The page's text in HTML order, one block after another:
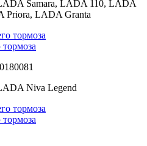
Samara, LADA 110, LADA
Priora, LADA Granta
Niva Legend